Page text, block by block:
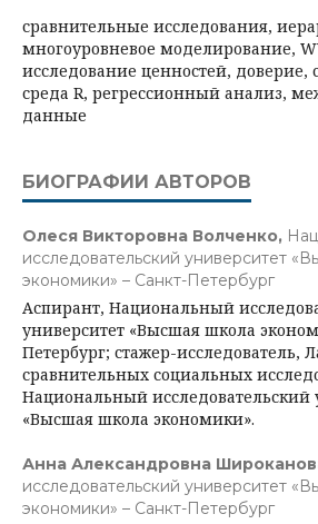
сравнительные исследования,
многоуровневое моделирование,
исследование ценностей, доверие,
среда R, регрессионный анализ,
данные
БИОГРАФИИ АВТОРОВ
Олеся Викторовна Волченко,
исследовательский университет
экономики» – Санкт-Петербург
Аспирант, Национальный
университет «Высшая школа
Петербург; стажер-исследователь,
сравнительных социальных
Национальный исследовательский
«Высшая школа экономики».
Анна Александровна
исследовательский университет
экономики» – Санкт-Петербург